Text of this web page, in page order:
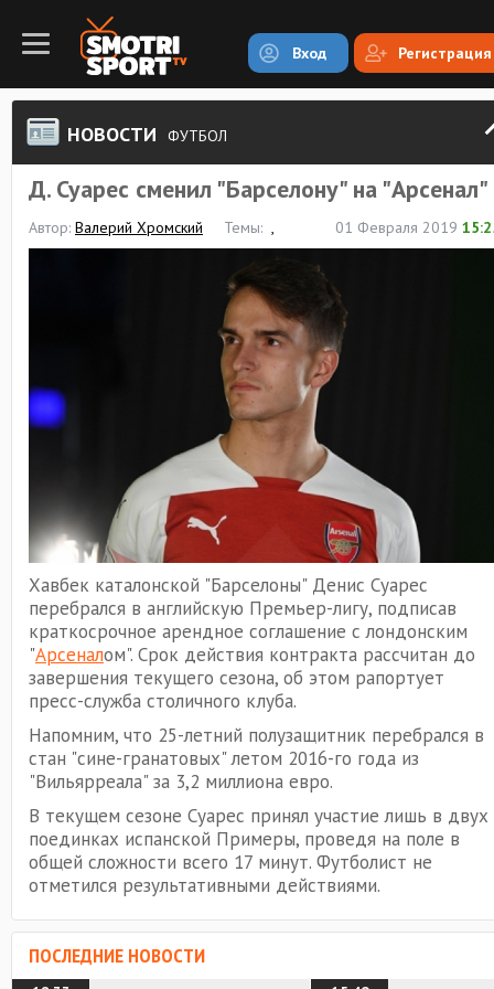
Вход Регистрация
НОВОСТИ ФУТБОЛ
Д. Суарес сменил "Барселону" на "Арсенал"
Автор: Валерий Хромский Темы: , 01 Февраля 2019
Хавбек каталонской "Барселоны" Денис Суарес
перебрался в английскую Премьер-лигу, подписав
краткосрочное арендное соглашение с лондонским
"Арсеналом". Срок действия контракта рассчитан до
завершения текущего сезона, об этом рапортует
пресс-служба столичного клуба.
Напомним, что 25-летний полузащитник перебрался в
стан "сине-гранатовых" летом 2016-го года из
"Вильярреала" за 3,2 миллиона евро.
В текущем сезоне Суарес принял участие лишь в двух
поединках испанской Примеры, проведя на поле в
общей сложности всего 17 минут. Футболист не
отметился результативными действиями.
ПОСЛЕДНИЕ НОВОСТИ